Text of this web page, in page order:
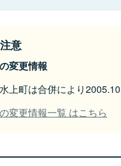
意
変更情報
上町は合併により
変更情報一覧 はこちら